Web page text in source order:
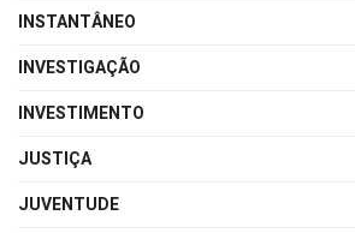
INSTANTÂNEO
INVESTIGAÇÃO
INVESTIMENTO
JUSTIÇA
JUVENTUDE